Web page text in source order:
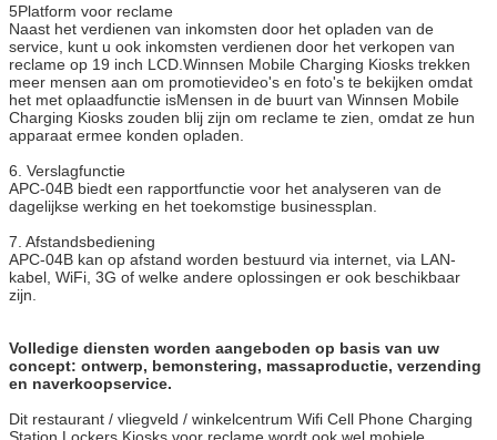
5Platform voor reclame
Naast het verdienen van inkomsten door het opladen van de
service, kunt u ook inkomsten verdienen door het verkopen van
reclame op 19 inch LCD.Winnsen Mobile Charging Kiosks trekken
meer mensen aan om promotievideo's en foto's te bekijken omdat
het met oplaadfunctie isMensen in de buurt van Winnsen Mobile
Charging Kiosks zouden blij zijn om reclame te zien, omdat ze hun
apparaat ermee konden opladen.
6. Verslagfunctie
APC-04B biedt een rapportfunctie voor het analyseren van de
dagelijkse werking en het toekomstige businessplan.
7. Afstandsbediening
APC-04B kan op afstand worden bestuurd via internet, via LAN-
kabel, WiFi, 3G of welke andere oplossingen er ook beschikbaar
zijn.
Volledige diensten worden aangeboden op basis van uw
concept: ontwerp, bemonstering, massaproductie, verzending
en naverkoopservice.
Dit restaurant / vliegveld / winkelcentrum Wifi Cell Phone Charging